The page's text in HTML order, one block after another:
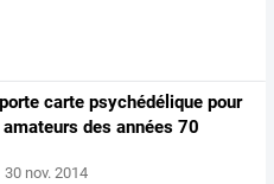
carte psychédélique pour
amateurs des années 70
30 nov. 2014